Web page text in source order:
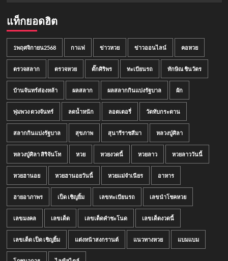
แท็กยอดฮิต
1พฤศจิกายน2568 กาแฟ ข่าวหวย ข่าวออนไลน์ คอหวย
ตรวจสลาก ตรวจหวย ตั๊กศิริพร ทะเบียนรถ ทักษิณ ชินวัตร
บ้านจันทร์ส่องหล้า ผลสลาก ผลสลากกินแบ่งรัฐบาล ผัก
พุ่มพวง ดวงจันทร์ ลดน้ำหนัก ลอตเตอรี่ วัดทับกระดาน
สลากกินแบ่งรัฐบาล สุขภาพ สุนารีราชสีมา หลวงปู่ศิลา
หลวงปู่ศิลา สิริจันโท หวย หวยงวดนี้ หวยลาว หวยลาววันนี้
หวยฮานอย หวยฮานอยวันนี้ หวยแม่จำเนียร อาหาร
ฮายอาภาพร เป็ด เชิญยิ้ม เลขทะเบียนรถ เลขนำโชคหวย
เลขมงคล เลขเด็ด เลขเด็ดคำชะโนด เลขเด็ดงวดนี้
เลขเด็ด เป็ด เชิญยิ้ม แต่งหน้าสงกรานต์ แนวทางหวย แบมแบม